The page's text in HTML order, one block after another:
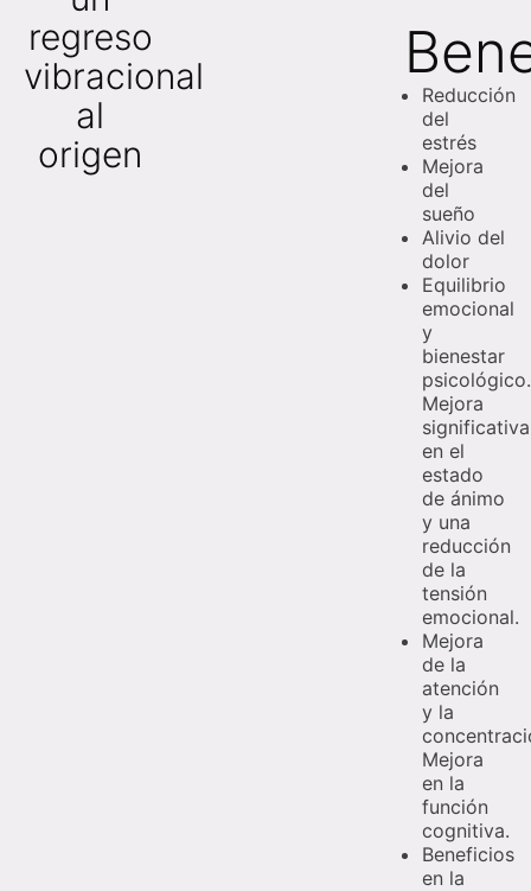
regreso
vibracional
al
origen
Reducción
del
estrés
Mejora
del
sueño
Alivio del
dolor
Equilibrio
emocional
y
bienestar
psicológico.
Mejora
significativa
en el
estado
de ánimo
y una
reducción
de la
tensión
emocional.
Mejora
de la
atención
y la
Mejora
en la
función
cognitiva.
Beneficios
en la